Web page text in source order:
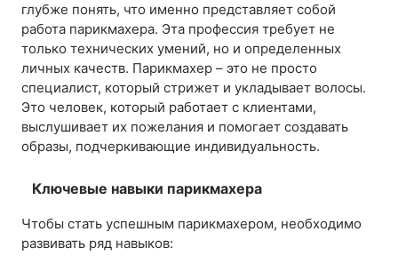
глубже понять, что именно представляет собой
работа парикмахера. Эта профессия требует не
только технических умений, но и определенных
личных качеств. Парикмахер – это не просто
специалист, который стрижет и укладывает волосы.
Это человек, который работает с клиентами,
выслушивает их пожелания и помогает создавать
образы, подчеркивающие индивидуальность.
Ключевые навыки парикмахера
Чтобы стать успешным парикмахером, необходимо
развивать ряд навыков: